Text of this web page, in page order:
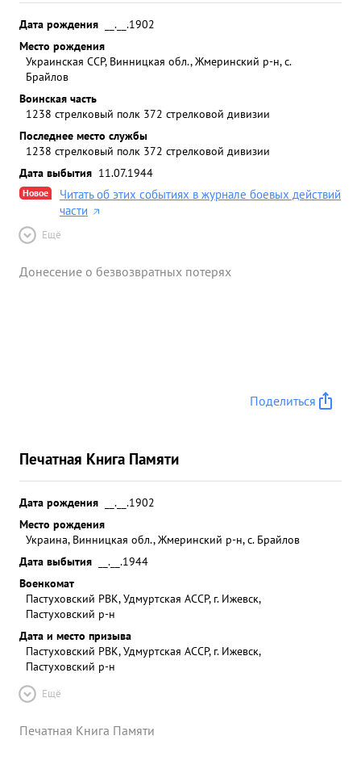
Дата рождения
__.__.1902
Место рождения
Украинская ССР, Винницкая обл., Жмеринский р-н, с.
Брайлов
Воинская часть
1238 стрелковый полк 372 стрелковой дивизии
Последнее место службы
1238 стрелковый полк 372 стрелковой дивизии
Дата выбытия 11.07.1944
Новое
Читать об этих событиях в журнале боевых действий
части
Ещё
Донесение о безвозвратных потерях
Поделиться
Печатная Книга Памяти
Дата рождения
__.__.1902
Место рождения
Украина, Винницкая обл., Жмеринский р-н, с. Брайлов
Дата выбытия
__.__.1944
Военкомат
Пастуховский РВК, Удмуртская АССР, г. Ижевск,
Пастуховский р-н
Дата и место призыва
Пастуховский РВК, Удмуртская АССР, г. Ижевск,
Пастуховский р-н
Ещё
Печатная Книга Памяти